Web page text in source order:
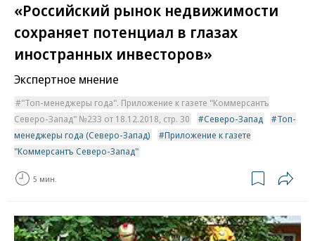
«Российский рынок недвижимости
сохраняет потенциал в глазах
иностранных инвесторов»
Экспертное мнение
"Топ-менеджеры года". Приложение к газете "Коммерсантъ
Северо-Запад" №233 от 18.12.2018, стр. 30
Северо-Запад
Топ-
менеджеры года (Северо-Запад)
Приложение к газете
"Коммерсантъ Северо-Запад"
5 мин.